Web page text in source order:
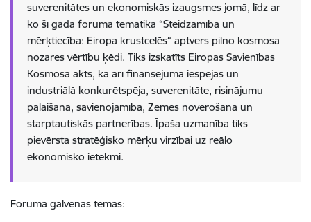
suverenitātes un ekonomiskās izaugsmes jomā, līdz ar
ko šī gada foruma tematika “Steidzamība un
mērķtiecība: Eiropa krustcelēs“ aptvers pilno kosmosa
nozares vērtību ķēdi. Tiks izskatīts Eiropas Savienības
Kosmosa akts, kā arī finansējuma iespējas un
industriālā konkurētspēja, suverenitāte, risinājumu
palaišana, savienojamība, Zemes novērošana un
starptautiskās partnerības. Īpaša uzmanība tiks
pievērsta stratēģisko mērķu virzībai uz reālo
ekonomisko ietekmi.
Foruma galvenās tēmas: